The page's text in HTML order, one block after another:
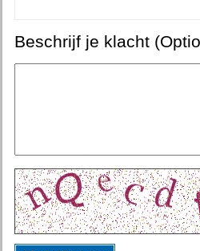
Beschrijf je klacht